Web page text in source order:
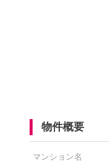
物件概要
マンション名